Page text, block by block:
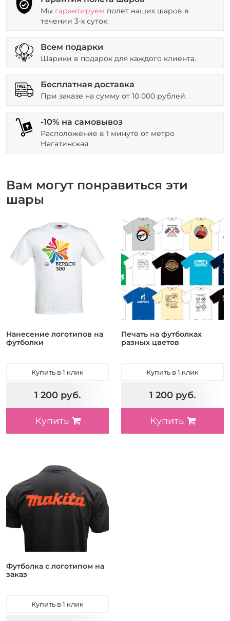
Мы гарантируем полет наших шаров в
течении 3-х суток.
Всем подарки
Шарики в подарок для каждого клиента.
Бесплатная доставка
При заказе на сумму от 10 000 рублей.
-10% на самовывоз
Расположение в 1 минуте от метро
Нагатинская.
Вам могут понравиться эти
шары
Нанесение логотипов на
футболки
Купить в 1 клик
1 200 руб.
Купить
Печать на футболках
разных цветов
Купить в 1 клик
1 200 руб.
Купить
Футболка с логотипом на
заказ
Купить в 1 клик